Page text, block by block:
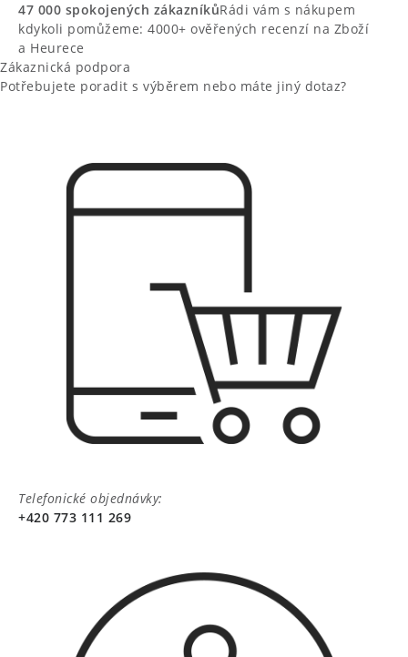
47 000 spokojených zákazníkůRádi vám s nákupem
kdykoli pomůžeme: 4000+ ověřených recenzí na Zboží
a Heurece
Zákaznická podpora
Potřebujete poradit s výběrem nebo máte jiný dotaz?
Telefonické objednávky:
+420 773 111 269